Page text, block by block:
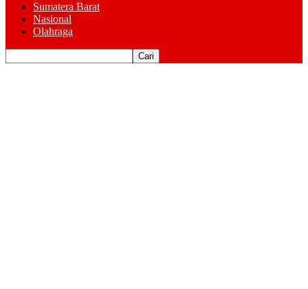
Sumatera Barat
Nasional
Olahraga